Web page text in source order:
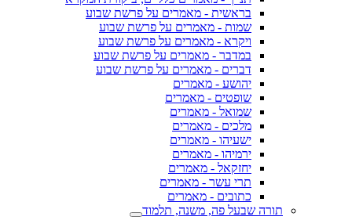
בראשית - מאמרים על פרשת שבוע
שמות - מאמרים על פרשת שבוע
ויקרא - מאמרים על פרשת שבוע
במדבר - מאמרים על פרשת שבוע
דברים - מאמרים על פרשת שבוע
יהושע - מאמרים
שופטים - מאמרים
שמואל - מאמרים
מלכים - מאמרים
ישעיהו - מאמרים
ירמיהו - מאמרים
יחזקאל - מאמרים
תרי עשר - מאמרים
כתובים - מאמרים
תורה שבעל פה, משנה, תלמוד